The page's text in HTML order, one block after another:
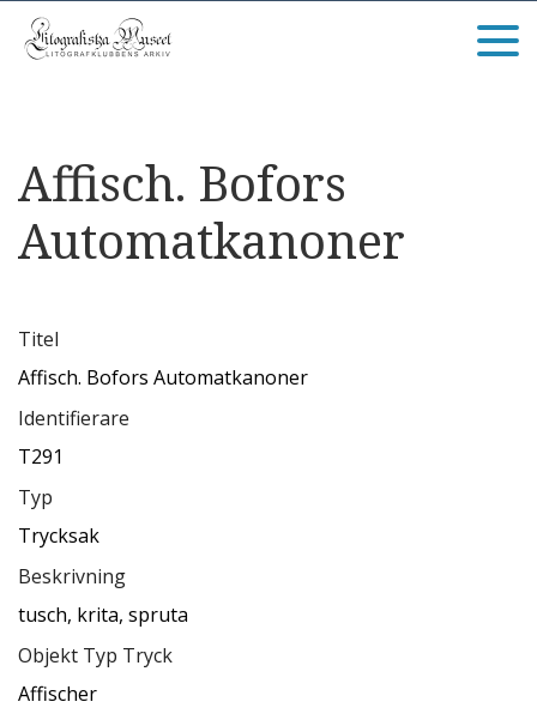
Affisch. Bofors
Automatkanoner
Titel
Affisch. Bofors Automatkanoner
Identifierare
T291
Typ
Trycksak
Beskrivning
tusch, krita, spruta
Objekt Typ Tryck
Affischer